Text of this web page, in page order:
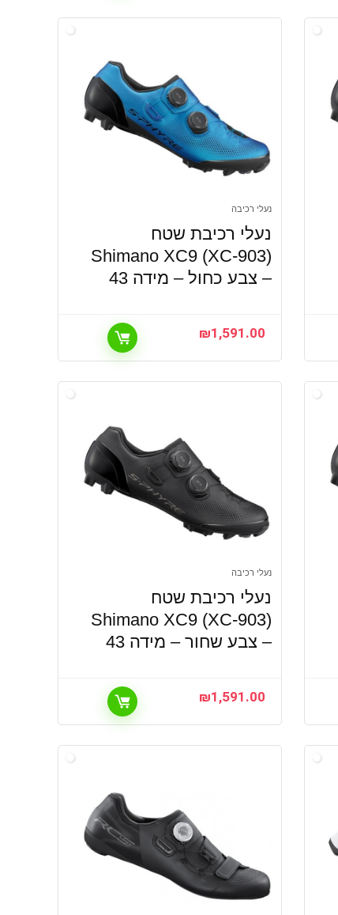
נעלי רכיבה
נעלי רכיבת שטח
Shimano XC9 (XC-903)
– צבע כחול – מידה 43
₪1,591.00
נעלי רכיבה
נעלי רכיבת שטח
Shimano XC9 (XC-903)
– צבע שחור – מידה 43
₪1,591.00